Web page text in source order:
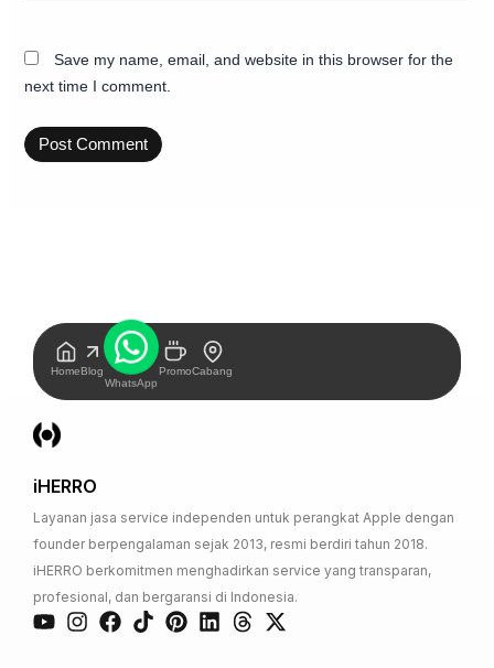
Save my name, email, and website in this browser for the
next time I comment.
HomeBlog WhatsApp PromoCabang
iHERRO
Layanan jasa service independen untuk perangkat Apple dengan
founder berpengalaman sejak 2013, resmi berdiri tahun 2018.
iHERRO berkomitmen menghadirkan service yang transparan,
profesional, dan bergaransi di Indonesia.